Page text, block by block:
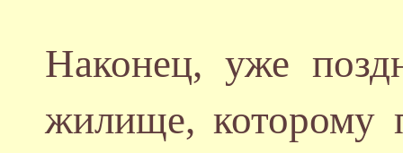
Наконец, уже
жилище, которому